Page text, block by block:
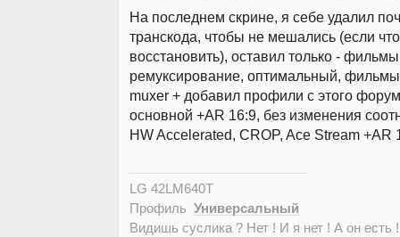
На последнем скрине, я себе удалил
транскода, чтобы не мешались (если
восстановить), оставил только -
ремуксирование, оптимальный,
muxer + добавил профили с этого
основной +AR 16:9, без изменения
HW Accelerated, CROP, Ace Stream +AR
LG 42LM640T
Профиль Универсальный
Видишь суслика ? Нет ! И я нет ! А он есть